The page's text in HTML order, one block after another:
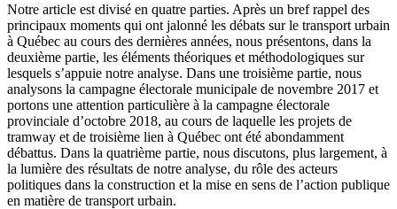
Notre article est divisé en quatre parties. Après un bref rappel des
principaux moments qui ont jalonné les débats sur le transport urbain
à Québec au cours des dernières années, nous présentons, dans la
deuxième partie, les éléments théoriques et méthodologiques sur
lesquels s’appuie notre analyse. Dans une troisième partie, nous
analysons la campagne électorale municipale de novembre 2017 et
portons une attention particulière à la campagne électorale
provinciale d’octobre 2018, au cours de laquelle les projets de
tramway et de troisième lien à Québec ont été abondamment
débattus. Dans la quatrième partie, nous discutons, plus largement, à
la lumière des résultats de notre analyse, du rôle des acteurs
politiques dans la construction et la mise en sens de l’action publique
en matière de transport urbain.